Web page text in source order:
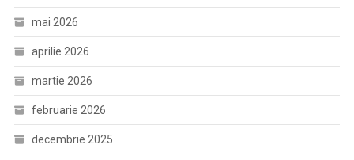
mai 2026
aprilie 2026
martie 2026
februarie 2026
decembrie 2025